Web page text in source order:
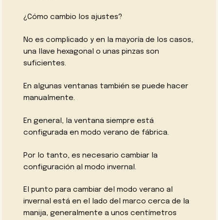
¿Cómo cambio los ajustes?
No es complicado y en la mayoría de los casos,
una llave hexagonal o unas pinzas son
suficientes.
En algunas ventanas también se puede hacer
manualmente.
En general, la ventana siempre está
configurada en modo verano de fábrica.
Por lo tanto, es necesario cambiar la
configuración al modo invernal.
El punto para cambiar del modo verano al
invernal está en el lado del marco cerca de la
manija, generalmente a unos centímetros